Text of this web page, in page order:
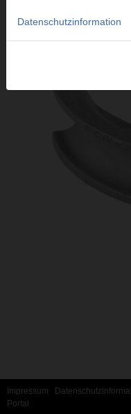
Katalogauszug
Katalogauszug REMS
Impressum
Portal
Datenschutzinformation